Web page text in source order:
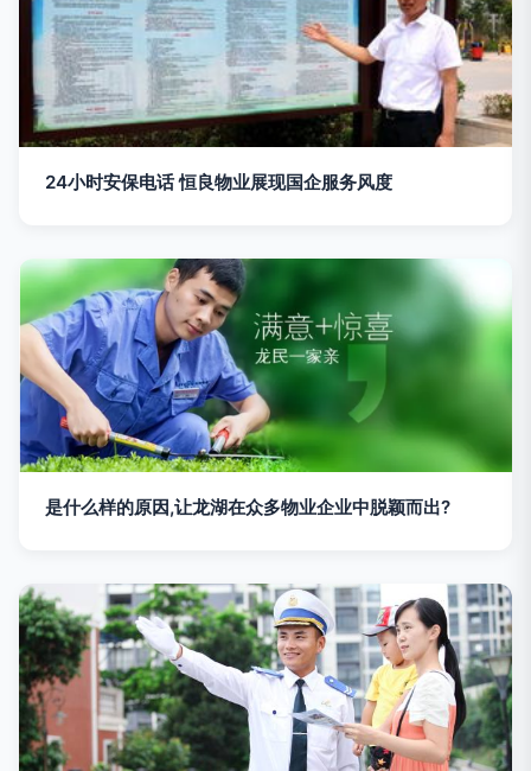
24小时安保电话 恒良物业展现国企服务风度
是什么样的原因,让龙湖在众多物业企业中脱颖而出?